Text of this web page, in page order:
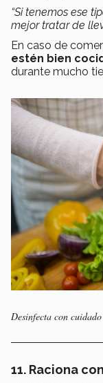
“Si tenemos ese
mejor tratar de
En caso de
estén bien
durante mucho
Desinfecta con
11. Raciona